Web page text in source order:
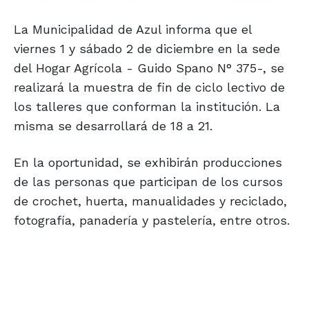
La Municipalidad de Azul informa que el
viernes 1 y sábado 2 de diciembre en la sede
del Hogar Agrícola - Guido Spano N° 375-, se
realizará la muestra de fin de ciclo lectivo de
los talleres que conforman la institución. La
misma se desarrollará de 18 a 21.
En la oportunidad, se exhibirán producciones
de las personas que participan de los cursos
de crochet, huerta, manualidades y reciclado,
fotografía, panadería y pastelería, entre otros.